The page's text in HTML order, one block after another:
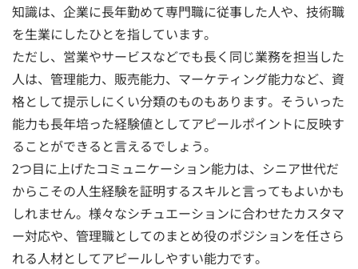
知識は、企業に長年勤めて専門職に従事した人や、技術職
を生業にしたひとを指しています。
ただし、営業やサービスなどでも長く同じ業務を担当した
人は、管理能力、販売能力、マーケティング能力など、資
格として提示しにくい分類のものもあります。そういった
能力も長年培った経験値としてアピールポイントに反映す
ることができると言えるでしょう。
2つ目に上げたコミュニケーション能力は、シニア世代だ
からこその人生経験を証明するスキルと言ってもよいかも
しれません。様々なシチュエーションに合わせたカスタマ
ー対応や、管理職としてのまとめ役のポジションを任さら
れる人材としてアピールしやすい能力です。